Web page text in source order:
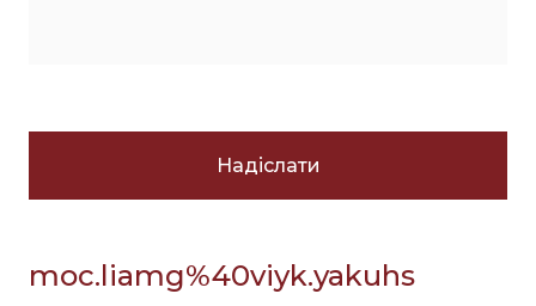
Надіслати
moc.liamg%40viyk.yakuhs